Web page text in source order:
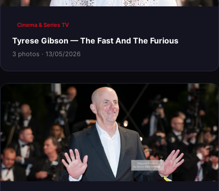
Cinema & Series TV
Tyrese Gibson — The Fast And The Furious
3 photos · 13/05/2026